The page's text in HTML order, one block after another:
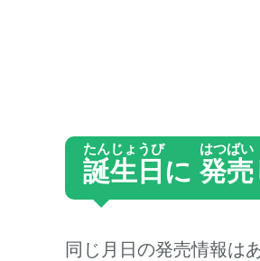
誕生日
たんじょうび
に 発売
はつばい
同じ月日の発売情報は